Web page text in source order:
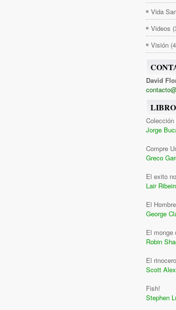
Vida
Videos
Visión
David
Jorge
Compre
Greco
El exito
Lair
El
George
El monge
Robin
El
Scott
Fish!
Stephen